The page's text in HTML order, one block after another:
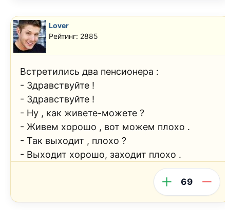
Lover
Рейтинг: 2885
Встретились два пенсионера :
- Здравствуйте !
- Здравствуйте !
- Ну , как живете-можете ?
- Живем хорошо , вот можем плохо .
- Так выходит , плохо ?
- Выходит хорошо, заходит плохо .
69